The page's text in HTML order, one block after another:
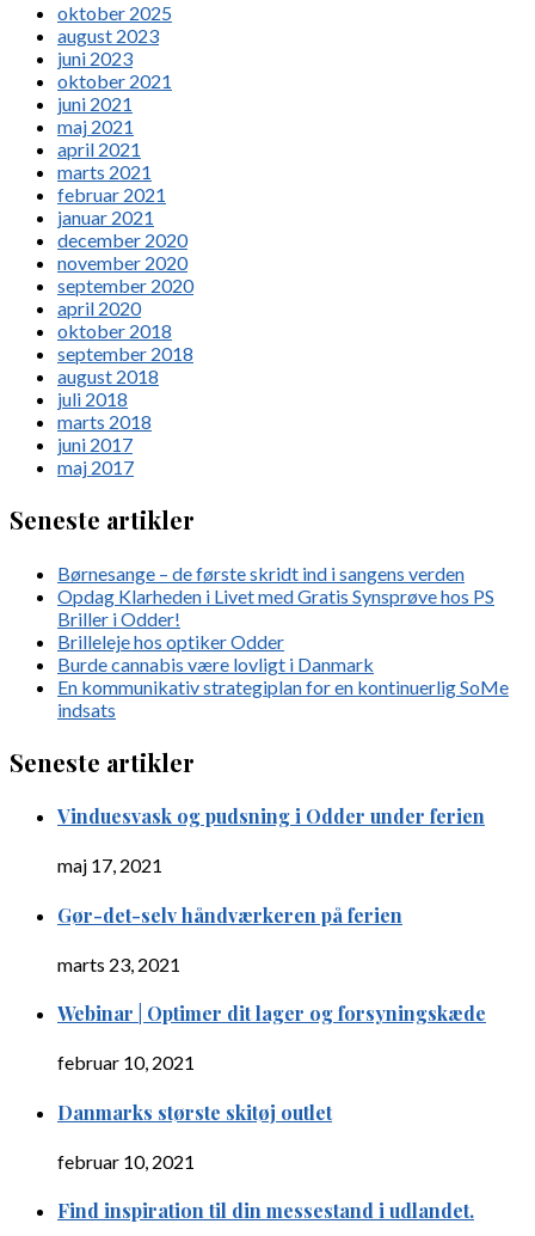
oktober 2025
august 2023
juni 2023
oktober 2021
juni 2021
maj 2021
april 2021
marts 2021
februar 2021
januar 2021
december 2020
november 2020
september 2020
april 2020
oktober 2018
september 2018
august 2018
juli 2018
marts 2018
juni 2017
maj 2017
Seneste artikler
Børnesange – de første skridt ind i sangens verden
Opdag Klarheden i Livet med Gratis Synsprøve hos PS
Briller i Odder!
Brilleleje hos optiker Odder
Burde cannabis være lovligt i Danmark
En kommunikativ strategiplan for en kontinuerlig SoMe
indsats
Seneste artikler
Vinduesvask og pudsning i Odder under ferien
maj 17, 2021
Gør-det-selv håndværkeren på ferien
marts 23, 2021
Webinar | Optimer dit lager og forsyningskæde
februar 10, 2021
Danmarks største skitøj outlet
februar 10, 2021
Find inspiration til din messestand i udlandet.